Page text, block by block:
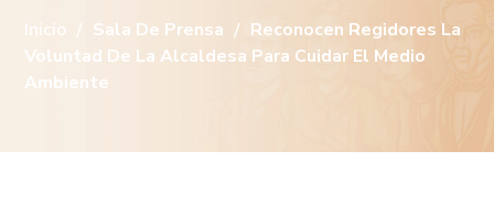
Inicio Sala De Prensa
Reconocen Regidores La
Voluntad De La Alcaldesa Para Cuidar El Medio
Ambiente